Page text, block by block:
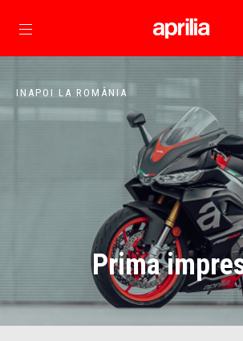
Alege continutul
INAPOI LA ROMÂNIA
Prima